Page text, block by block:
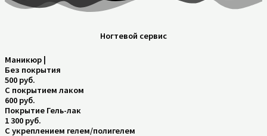
Ногтевой сервис
Маникюр |
Без покрытия
500 руб.
С покрытием лаком
600 руб.
Покрытие Гель-лак
1 300 руб.
С укреплением гелем/полигелем